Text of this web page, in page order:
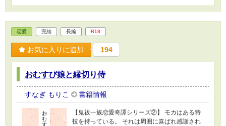
恋愛 完結 長編 R18
お気に入りに追加 194
おむすび娘と縁切り侍
すなぎ もりこ 書籍情報
【鬼祓一族恋愛奇譚シリーズ②】 モカはある特
技を持っている。 それは周囲に喜ばれ感謝され